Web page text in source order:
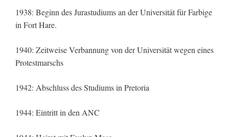
1938: Beginn des Jurastudiums an der Universität für Farbige
in Fort Hare.
1940: Zeitweise Verbannung von der Universität wegen eines
Protestmarschs
1942: Abschluss des Studiums in Pretoria
1944: Eintritt in den ANC